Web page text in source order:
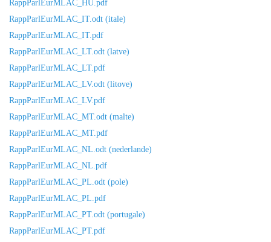
RappParlEurMLAC_HU.pdf
RappParlEurMLAC_IT.odt (itale)
RappParlEurMLAC_IT.pdf
RappParlEurMLAC_LT.odt (latve)
RappParlEurMLAC_LT.pdf
RappParlEurMLAC_LV.odt (litove)
RappParlEurMLAC_LV.pdf
RappParlEurMLAC_MT.odt (malte)
RappParlEurMLAC_MT.pdf
RappParlEurMLAC_NL.odt (nederlande)
RappParlEurMLAC_NL.pdf
RappParlEurMLAC_PL.odt (pole)
RappParlEurMLAC_PL.pdf
RappParlEurMLAC_PT.odt (portugale)
RappParlEurMLAC_PT.pdf